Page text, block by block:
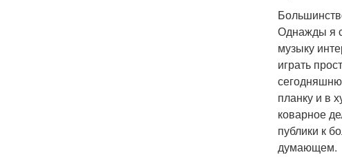
Однажды я
музыку
играть
планку и в
коварное
публики к
думающем.